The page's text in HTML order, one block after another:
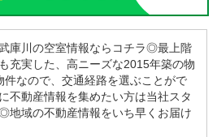
庫川の空室情報ならコチラ◎最上階
充実した、高ニーズな2015年築の物
なので、交通経路を選ぶことがで
不動産情報を集めたい方は当社スタ
地域の不動産情報をいち早くお届け